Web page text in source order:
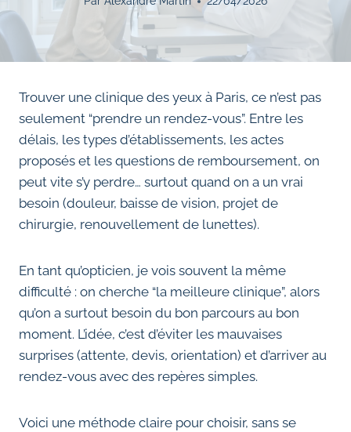
Trouver une clinique des yeux à Paris, ce n’est pas
seulement “prendre un rendez-vous”. Entre les
délais, les types d’établissements, les actes
proposés et les questions de remboursement, on
peut vite s’y perdre… surtout quand on a un vrai
besoin (douleur, baisse de vision, projet de
chirurgie, renouvellement de lunettes).
En tant qu’opticien, je vois souvent la même
difficulté : on cherche “la meilleure clinique”, alors
qu’on a surtout besoin du bon parcours au bon
moment. L’idée, c’est d’éviter les mauvaises
surprises (attente, devis, orientation) et d’arriver au
rendez-vous avec des repères simples.
Voici une méthode claire pour choisir, sans se